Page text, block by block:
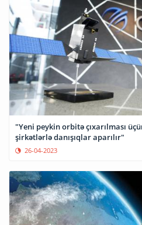
"Yeni peykin orbitə çıxarılması
şirkətlərlə danışıqlar aparılır"
26-04-2023